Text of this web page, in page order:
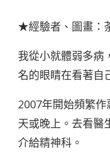
★經驗者、圖畫：
我從小就體弱多病
名的眼睛在看著自
2007年開始頻繁
天或晚上。去看醫
介給精神科。